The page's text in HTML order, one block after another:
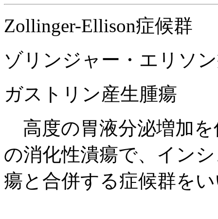
Zollinger-Ellison症候群
ゾリンジャー・エリソ
ガストリン産生腫瘍
高度の胃液分泌増加
の消化性潰瘍で、イン
瘍と合併する症候群を